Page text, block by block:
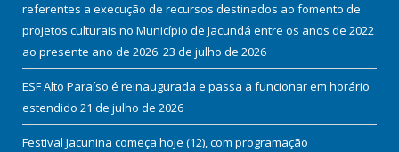
referentes a execução de recursos destinados ao fomento de
projetos culturais no Município de Jacundá entre os anos de 2022
ao presente ano de 2026. 23 de julho de 2026
ESF Alto Paraíso é reinaugurada e passa a funcionar em horário
estendido 21 de julho de 2026
Festival Jacunina começa hoje (12), com programação